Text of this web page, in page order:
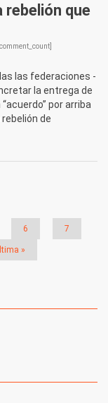
que
[comment_count]
las federaciones -
la entrega de
por arriba
de
6 7
»